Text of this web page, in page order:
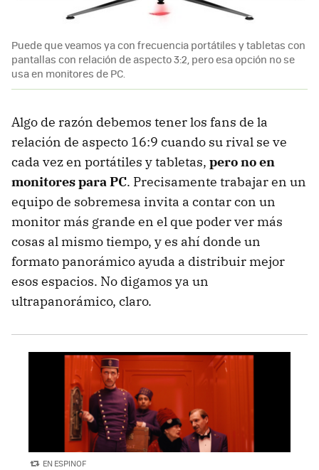
Puede que veamos ya con frecuencia portátiles y tabletas con
pantallas con relación de aspecto 3:2, pero esa opción no se
usa en monitores de PC.
Algo de razón debemos tener los fans de la
relación de aspecto 16:9 cuando su rival se ve
cada vez en portátiles y tabletas, pero no en
monitores para PC. Precisamente trabajar en un
equipo de sobremesa invita a contar con un
monitor más grande en el que poder ver más
cosas al mismo tiempo, y es ahí donde un
formato panorámico ayuda a distribuir mejor
esos espacios. No digamos ya un
ultrapanorámico, claro.
EN ESPINOF